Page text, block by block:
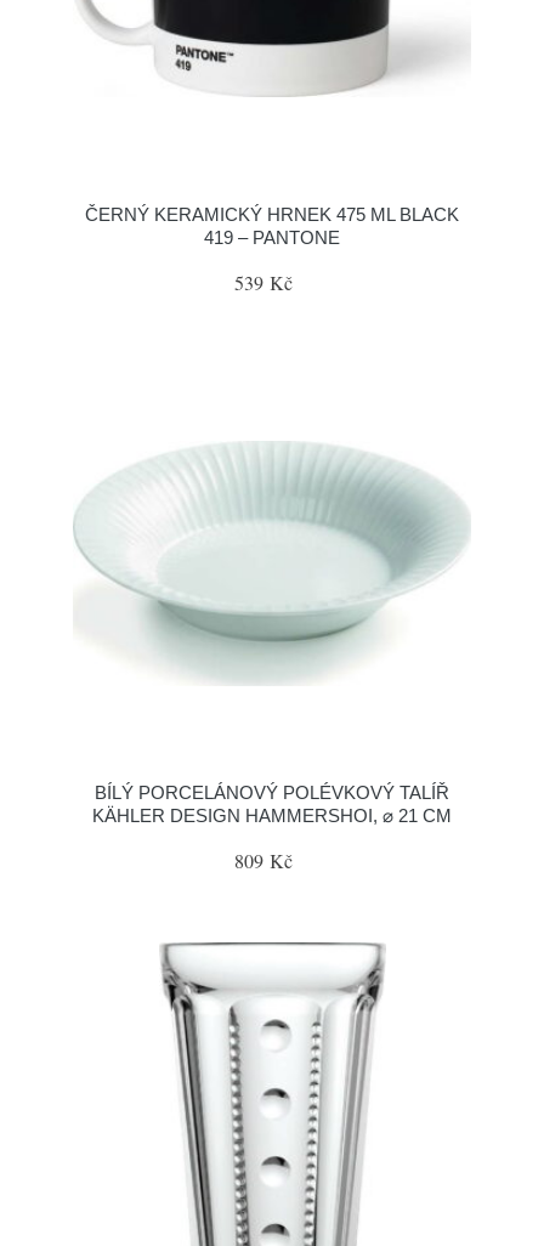
ČERNÝ KERAMICKÝ HRNEK 475 ML BLACK
419 – PANTONE
539 Kč
BÍLÝ PORCELÁNOVÝ POLÉVKOVÝ TALÍŘ
KÄHLER DESIGN HAMMERSHOI, ⌀ 21 CM
809 Kč